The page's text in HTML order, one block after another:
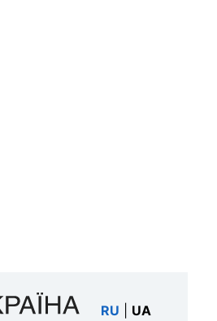
RU UA